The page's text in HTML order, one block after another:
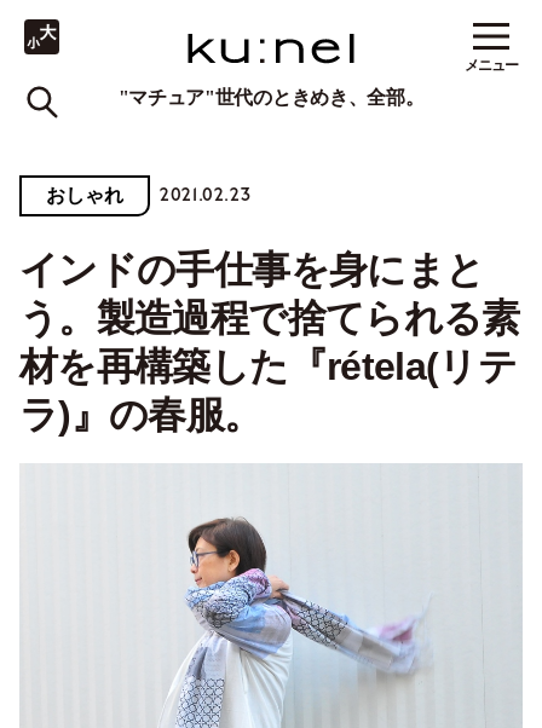
"マチュア"世代のときめき、全部。
メニュー
おしゃれ 2021.02.23
インドの手仕事を身にまと
う。製造過程で捨てられる素
材を再構築した『rétela(リテ
ラ)』の春服。